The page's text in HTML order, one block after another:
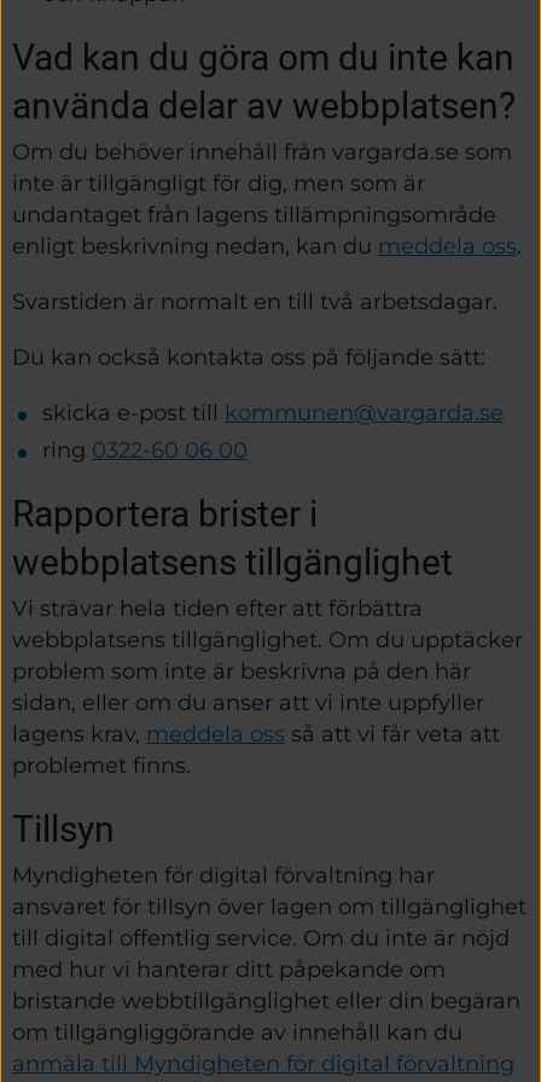
Vad kan du göra om du inte kan
använda delar av webbplatsen?
Om du behöver innehåll från vargarda.se som
inte är tillgängligt för dig, men som är
undantaget från lagens tillämpningsområde
enligt beskrivning nedan, kan du meddela oss.
Svarstiden är normalt en till två arbetsdagar.
Du kan också kontakta oss på följande sätt:
skicka e-post till kommunen@vargarda.se
ring 0322-60 06 00
Rapportera brister i
webbplatsens tillgänglighet
Vi strävar hela tiden efter att förbättra
webbplatsens tillgänglighet. Om du upptäcker
problem som inte är beskrivna på den här
sidan, eller om du anser att vi inte uppfyller
lagens krav, meddela oss så att vi får veta att
problemet finns.
Tillsyn
Myndigheten för digital förvaltning har
ansvaret för tillsyn över lagen om tillgänglighet
till digital offentlig service. Om du inte är nöjd
med hur vi hanterar ditt påpekande om
bristande webbtillgänglighet eller din begäran
anmäla till Myndigheten för digital förvaltning